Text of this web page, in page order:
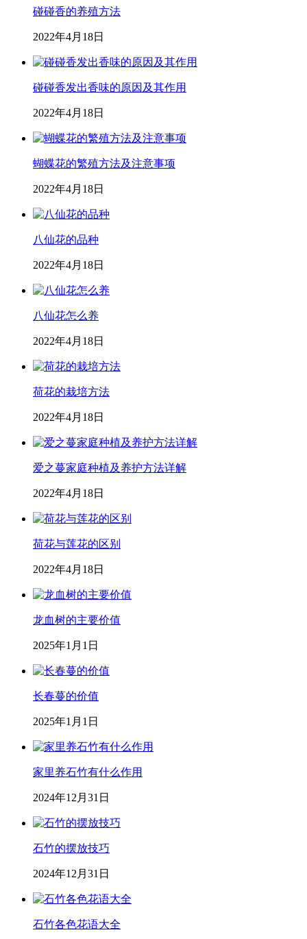
碰碰香的养殖方法
2022年4月18日
碰碰香发出香味的原因及其作用
2022年4月18日
蝴蝶花的繁殖方法及注意事项
2022年4月18日
八仙花的品种
2022年4月18日
八仙花怎么养
2022年4月18日
荷花的栽培方法
2022年4月18日
爱之蔓家庭种植及养护方法详解
2022年4月18日
荷花与莲花的区别
2022年4月18日
龙血树的主要价值
2025年1月1日
长春蔓的价值
2025年1月1日
家里养石竹有什么作用
2024年12月31日
石竹的摆放技巧
2024年12月31日
石竹各色花语大全